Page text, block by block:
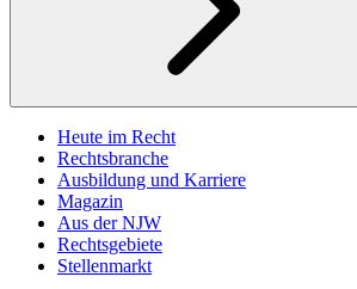
Heute im Recht
Rechtsbranche
Ausbildung und Karriere
Magazin
Aus der NJW
Rechtsgebiete
Stellenmarkt